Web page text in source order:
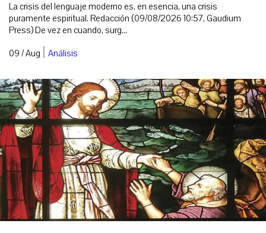
La crisis del lenguaje moderno es, en esencia, una crisis
puramente espiritual. Redacción (09/08/2026 10:57, Gaudium
Press) De vez en cuando, surg...
09 / Aug | Análisis